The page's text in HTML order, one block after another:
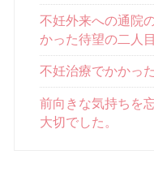
不妊外来への通院
かった待望の二人目
不妊治療でかかっ
前向きな気持ちを
大切でした。